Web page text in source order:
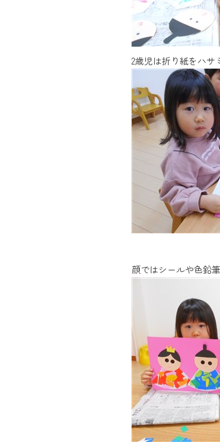
2歳児は折り紙をハサ
顔ではシールや色鉛